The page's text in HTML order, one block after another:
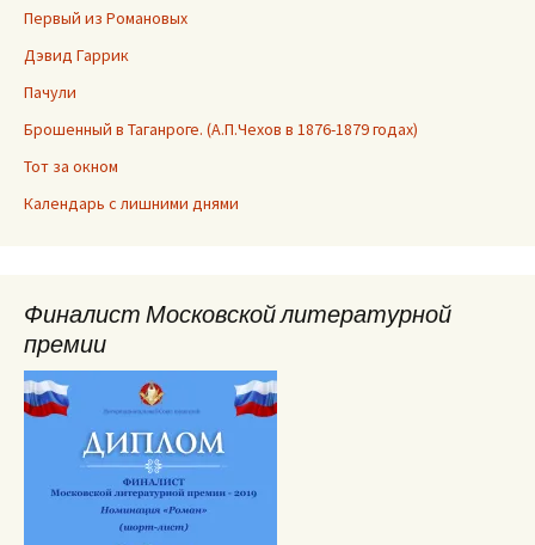
Первый из Романовых
Дэвид Гаррик
Пачули
Брошенный в Таганроге. (А.П.Чехов в 1876-1879 годах)
Тот за окном
Календарь с лишними днями
Финалист Московской литературной
премии